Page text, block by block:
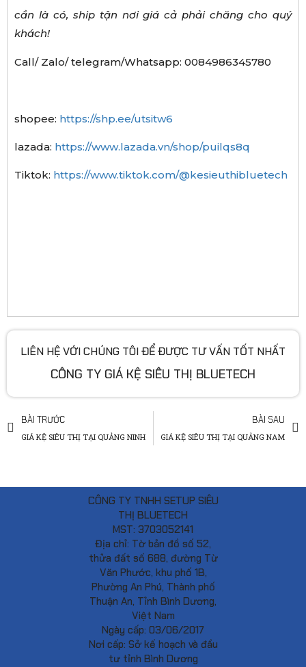
cần là có, ship tận nơi giá cả phải chăng cho quý
khách!
Call/ Zalo/ telegram/Whatsapp: 0084986345780
shopee: https://shp.ee/utsitw6
lazada: https://www.lazada.vn/shop/puilqs8q
Tiktok: https://www.tiktok.com/@kesieuthibluetech
LIÊN HỆ VỚI CHÚNG TÔI ĐỂ ĐƯỢC TƯ VẤN TỐT NHẤT
CÔNG TY GIÁ KỆ SIÊU THỊ BLUETECH
BÀI TRƯỚC
GIÁ KỆ SIÊU THỊ TẠI QUẢNG NINH
BÀI SAU
GIÁ KỆ SIÊU THỊ TẠI QUẢNG NAM
CÔNG TY TNHH SETUP SIÊU
THỊ BLUETECH
MST: 3703052141
Địa chỉ: Tờ bản đồ số 52,
thửa đất số 688, đường Từ
Văn Phước, khu phố 1B,
Phường An Phú, Thành phố
Thuận An, Tỉnh Bình Dương,
Việt Nam
Ngày cấp: 03/06/2017
Nơi cấp: Sở kế hoạch và đầu
tư tỉnh Bình Dương